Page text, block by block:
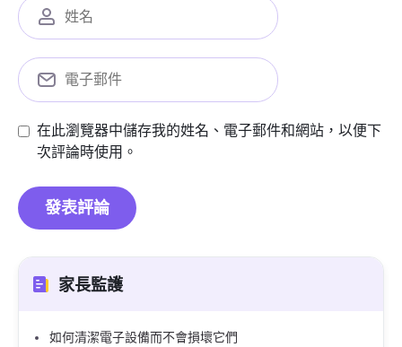
在此瀏覽器中儲存我的姓名、電子郵件和網站，以便下
次評論時使用。
家長監護
如何清潔電子設備而不會損壞它們